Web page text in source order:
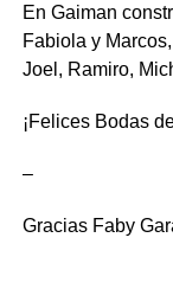
En Gaiman
Fabiola y
Joel, Ramiro,
¡Felices Bodas
–
Gracias Faby